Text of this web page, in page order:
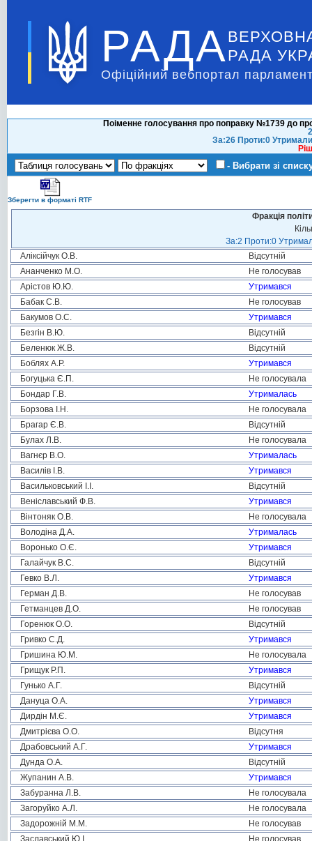
РАДА РАДА
Офіційний вебпортал
Поіменне голосування про поправку №1739 до
За:26 Проти:0
- Вибрати зі
Зберегти в форматі RTF
Фракція
За:2 Проти:0
Аліксійчук О.В.
Відсутній
Ананченко М.О.
Не голосував
Арістов Ю.Ю.
Утримався
Бабак С.В.
Не голосував
Бакумов О.С.
Утримався
Безгін В.Ю.
Відсутній
Беленюк Ж.В.
Відсутній
Боблях А.Р.
Утримався
Богуцька Є.П.
Не голосувала
Бондар Г.В.
Утрималась
Борзова І.Н.
Не голосувала
Брагар Є.В.
Відсутній
Булах Л.В.
Не голосувала
Вагнєр В.О.
Утрималась
Василів І.В.
Утримався
Васильковський І.І.
Відсутній
Веніславський Ф.В.
Утримався
Вінтоняк О.В.
Не голосувала
Володіна Д.А.
Утрималась
Воронько О.Є.
Утримався
Галайчук В.С.
Відсутній
Гевко В.Л.
Утримався
Герман Д.В.
Не голосував
Гетманцев Д.О.
Не голосував
Горенюк О.О.
Відсутній
Гривко С.Д.
Утримався
Гришина Ю.М.
Не голосувала
Грищук Р.П.
Утримався
Гунько А.Г.
Відсутній
Дануца О.А.
Утримався
Дирдін М.Є.
Утримався
Дмитрієва О.О.
Відсутня
Драбовський А.Г.
Утримався
Дунда О.А.
Відсутній
Жупанин А.В.
Утримався
Забуранна Л.В.
Не голосувала
Загоруйко А.Л.
Не голосувала
Задорожній М.М.
Не голосував
Заславський Ю.І.
Не голосував